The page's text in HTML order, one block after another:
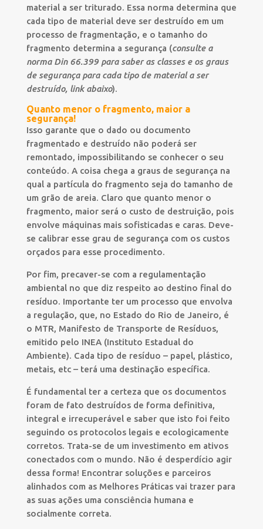
material a ser triturado. Essa norma determina que
cada tipo de material deve ser destruído em um
processo de fragmentação, e o tamanho do
fragmento determina a segurança (consulte a
norma Din 66.399 para saber as classes e os graus
de segurança para cada tipo de material a ser
destruído, link abaixo).
Quanto menor o fragmento, maior a
segurança!
Isso garante que o dado ou documento
fragmentado e destruído não poderá ser
remontado, impossibilitando se conhecer o seu
conteúdo. A coisa chega a graus de segurança na
qual a partícula do fragmento seja do tamanho de
um grão de areia. Claro que quanto menor o
fragmento, maior será o custo de destruição, pois
envolve máquinas mais sofisticadas e caras. Deve-
se calibrar esse grau de segurança com os custos
orçados para esse procedimento.
Por fim, precaver-se com a regulamentação
ambiental no que diz respeito ao destino final do
resíduo. Importante ter um processo que envolva
a regulação, que, no Estado do Rio de Janeiro, é
o MTR, Manifesto de Transporte de Resíduos,
emitido pelo INEA (Instituto Estadual do
Ambiente). Cada tipo de resíduo – papel, plástico,
metais, etc – terá uma destinação específica.
É fundamental ter a certeza que os documentos
foram de fato destruídos de forma definitiva,
integral e irrecuperável e saber que isto foi feito
seguindo os protocolos legais e ecologicamente
corretos. Trata-se de um investimento em ativos
conectados com o mundo. Não é desperdício agir
dessa forma! Encontrar soluções e parceiros
alinhados com as Melhores Práticas vai trazer para
as suas ações uma consciência humana e
socialmente correta.